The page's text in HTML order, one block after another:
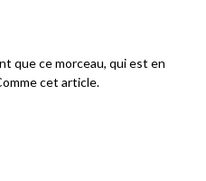
que ce morceau, qui est en
cet article.